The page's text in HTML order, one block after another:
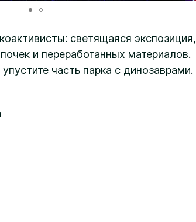
светящаяся экспозиция,
и переработанных материалов.
часть парка с динозаврами.